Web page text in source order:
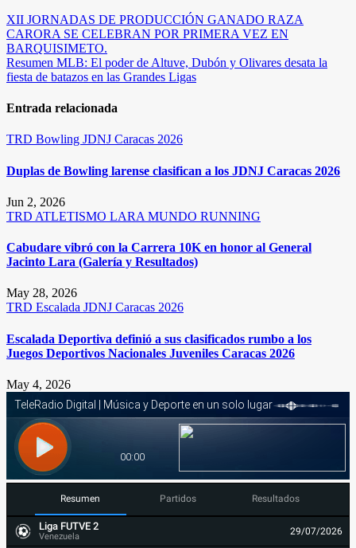
Navegación
de
entradas
XII JORNADAS DE PRODUCCIÓN GANADO RAZA
CARORA SE CELEBRAN POR PRIMERA VEZ EN
BARQUISIMETO.
Resumen MLB: El poder de Altuve, Dubón y Olivares desata la
fiesta de batazos en las Grandes Ligas
Entrada relacionada
TRD Bowling JDNJ Caracas 2026
Duplas de Bowling larense clasifican a los JDNJ Caracas 2026
Jun 2, 2026
TRD ATLETISMO LARA MUNDO RUNNING
Cabudare vibró con la Carrera 10K en honor al General
Jacinto Lara (Galería y Resultados)
May 28, 2026
TRD Escalada JDNJ Caracas 2026
Escalada Deportiva definió a sus clasificados rumbo a los
Juegos Deportivos Nacionales Juveniles Caracas 2026
May 4, 2026
Resumen Partidos Resultados
Liga FUTVE 2
Venezuela 29/07/2026